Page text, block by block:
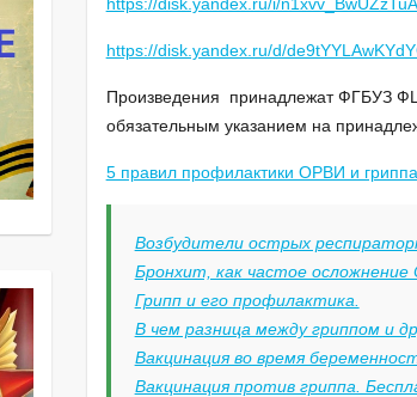
https://disk.yandex.ru/d/
Произведения принадлежат ФГБУЗ
обязательным указанием на
5 правил профилактики ОРВИ и гриппа
Возбудители острых
Бронхит, как частое
Грипп и его профилактика.
В чем разница между гриппом и
Вакцинация во время
Вакцинация против гриппа.